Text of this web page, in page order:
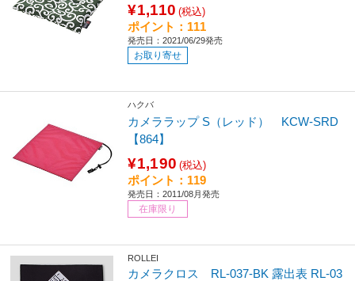
¥1,110 (税込)
ポイント：111
発売日：2021/06/29発売
お取り寄せ
ハクバ
カメララップ S（レッド） KCW-SRD
【864】
¥1,190 (税込)
ポイント：119
発売日：2011/08月発売
在庫限り
ROLLEI
カメラクロス RL-037-BK 露出表 RL-03